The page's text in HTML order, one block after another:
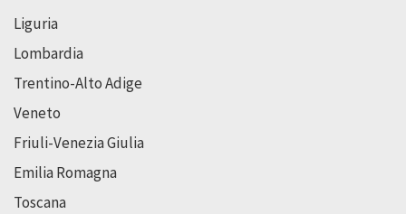
Liguria
Lombardia
Trentino-Alto Adige
Veneto
Friuli-Venezia Giulia
Emilia Romagna
Toscana